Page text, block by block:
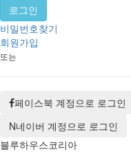
비밀번호찾기
회원가입
또는
페이스북 계정으로 로그인
N네이버 계정으로 로그인
블루하우스코리아